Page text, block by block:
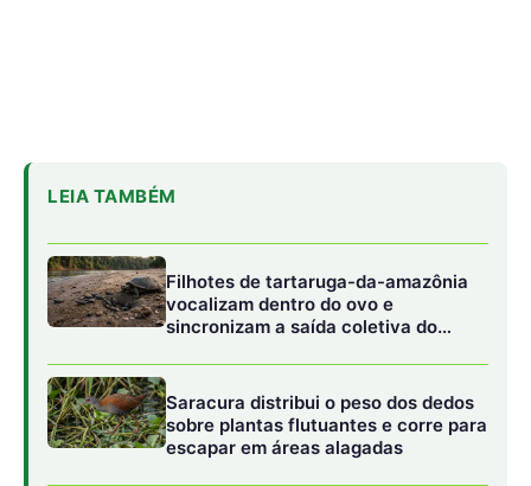
Fósseis e vestígios de uma megafauna
esquecida
Um dos aspectos mais surpreendentes das cavernas
amazônicas é o seu papel como sítios paleontológicos de
valor inestimável. A química específica do ambiente
subterrâneo, muitas vezes saturada de minerais,